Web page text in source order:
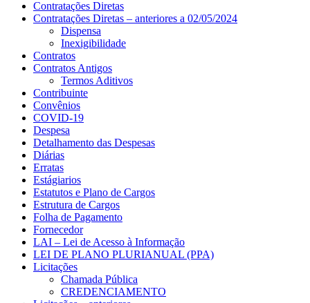
Contratações Diretas
Contratações Diretas – anteriores a 02/05/2024
Dispensa
Inexigibilidade
Contratos
Contratos Antigos
Termos Aditivos
Contribuinte
Convênios
COVID-19
Despesa
Detalhamento das Despesas
Diárias
Erratas
Estágiarios
Estatutos e Plano de Cargos
Estrutura de Cargos
Folha de Pagamento
Fornecedor
LAI – Lei de Acesso à Informação
LEI DE PLANO PLURIANUAL (PPA)
Licitações
Chamada Pública
CREDENCIAMENTO